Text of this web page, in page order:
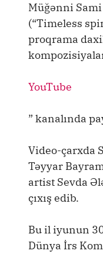
Müğənni
(“Timeless
proqrama
YouTube
” kanalında
Video-çarxda
Təyyar
artist Sevda
çıxış edib.
Bu il iyunun
Dünya İrs